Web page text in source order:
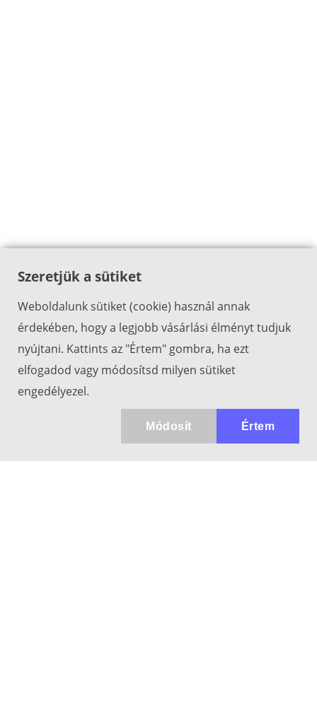
Szeretjük a sütiket
Weboldalunk sütiket (cookie) használ annak
érdekében, hogy a legjobb vásárlási élményt tudjuk
nyújtani. Kattints az "Értem" gombra, ha ezt
elfogadod vagy módosítsd milyen sütiket
engedélyezel.
Értem
Módosít